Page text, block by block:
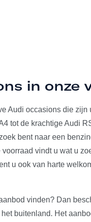
in onze
Audi occasions die zijn
tot de krachtige Audi
bent naar een
vindt u wat u
u ook van harte
vinden? Dan
buitenland. Het